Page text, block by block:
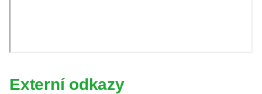
Externí odkazy